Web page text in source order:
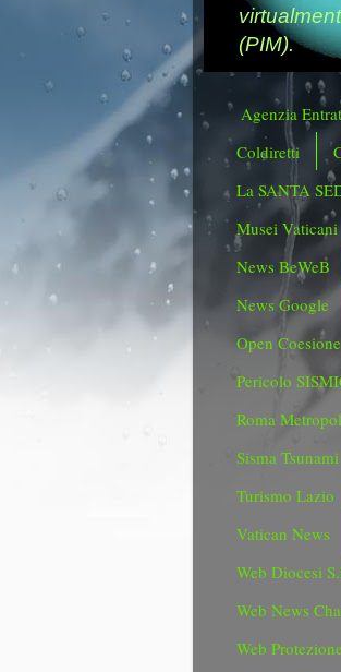
(PIM).
Agenzia
Coldiretti
La SANTA
Musei Vaticani
News BeWeB
News Google
Open Coesione
Pericolo
Roma
Sisma Tsunami
Turismo Lazio
Vatican News
Web Diocesi
Web News
Web